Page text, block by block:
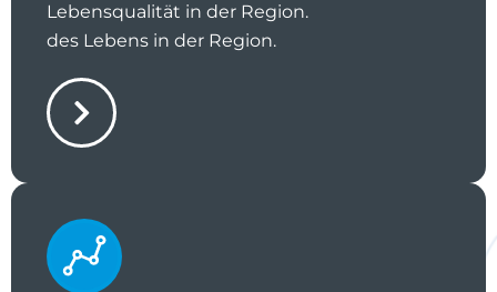
Lebensqualität in der Region.
des Lebens in der Region.